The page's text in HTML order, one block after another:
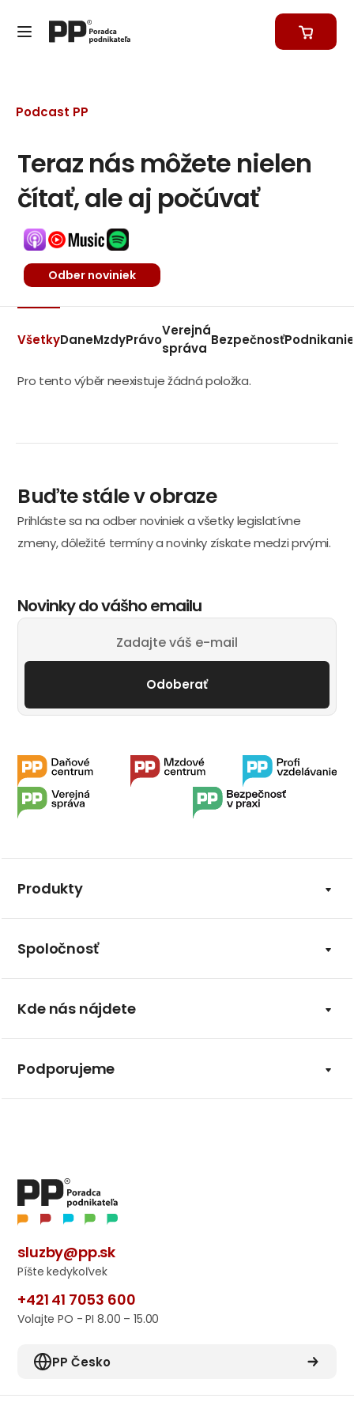
Podcast PP
Teraz nás môžete nielen
čítať, ale aj počúvať
Odber noviniek
VšetkyDaneMzdyPrávo
Verejná
správa
Bezpečnosť
Pro tento výběr neexistuje žádná položka.
Buďte stále v obraze
Prihláste sa na odber noviniek a všetky legislatívne
zmeny, dôležité termíny a novinky získate medzi prvými.
Novinky do vášho emailu
Odoberať
Produkty
Spoločnosť
Kde nás nájdete
Podporujeme
sluzby@pp.sk
Píšte kedykoľvek
+421 41 7053 600
Volajte PO - PI 8.00 – 15.00
PP Česko